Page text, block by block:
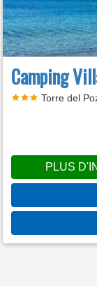
Camping
Torre del
PLUS